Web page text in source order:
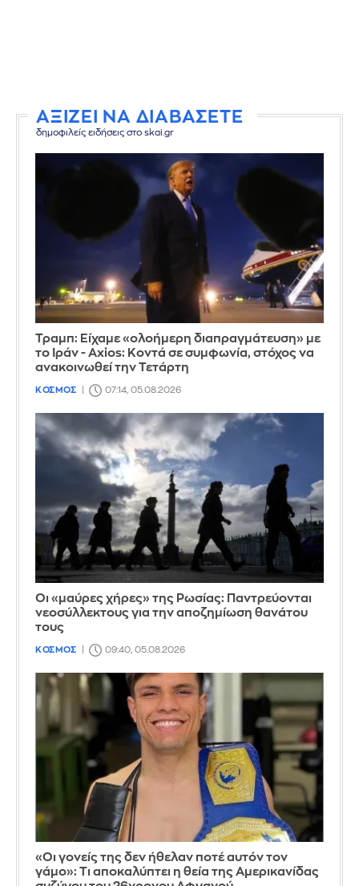
ΑΞΙΖΕΙ ΝΑ ΔΙΑΒΑΣΕΤΕ
δημοφιλείς ειδήσεις στο skai.gr
Τραμπ: Είχαμε «ολοήμερη διαπραγμάτευση» με
το Ιράν - Axios: Κοντά σε συμφωνία, στόχος να
ανακοινωθεί την Τετάρτη
ΚΟΣΜΟΣ 07:14, 05.08.2026
Οι «μαύρες χήρες» της Ρωσίας: Παντρεύονται
νεοσύλλεκτους για την αποζημίωση θανάτου
τους
ΚΟΣΜΟΣ 09:40, 05.08.2026
«Οι γονείς της δεν ήθελαν ποτέ αυτόν τον
γάμο»: Τι αποκαλύπτει η θεία της Αμερικανίδας